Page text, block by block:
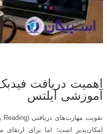
اهمیت دریافت
آموزشی آیلتس